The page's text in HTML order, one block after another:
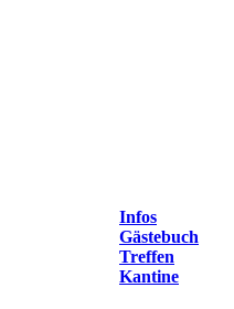
Infos
Gästebuch
Treffen
Kantine